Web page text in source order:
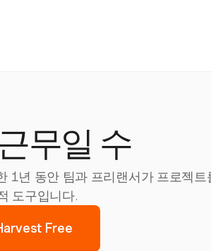
무일 수
년 동안 팀과 프리랜서가 프로젝
도구입니다.
Free